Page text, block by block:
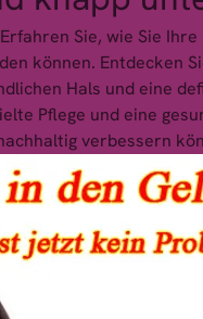
Sie, wie Sie
können. Entdecken
Hals und eine
Pflege und eine
verbessern